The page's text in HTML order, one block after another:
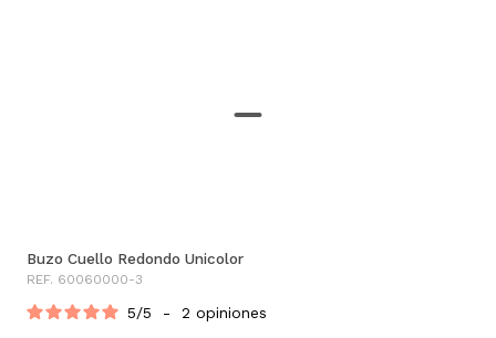
Buzo Cuello Redondo Unicolor
REF. 60060000-3
5/5 - 2 opiniones